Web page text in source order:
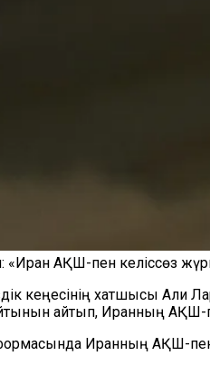
АҚШ-пен келіссөз
кеңесінің хатшысы Али
айтып, Иранның АҚШ-
Иранның АҚШ-пен